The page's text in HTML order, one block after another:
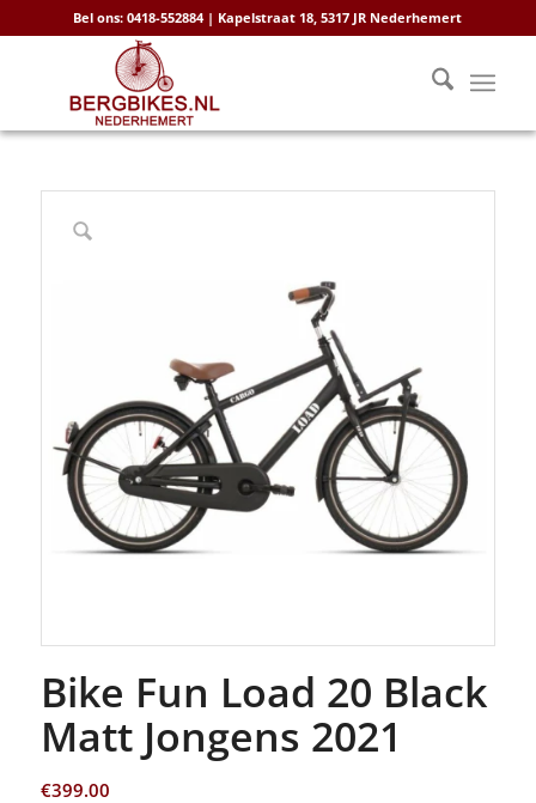
Bel ons: 0418-552884 | Kapelstraat 18, 5317 JR Nederhemert
Bike Fun Load 20 Black
Matt Jongens 2021
€399.00